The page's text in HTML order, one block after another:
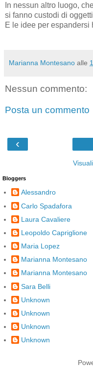
In nessun altro luogo,
si fanno custodi di
E le idee per espandersi
Marianna Montesano alle
Nessun commento:
Posta un commento
‹
Bloggers
Alessandro
Carlo Spadafora
Laura Cavaliere
Leopoldo Capriglione
Maria Lopez
Marianna Montesano
Marianna Montesano
Sara Belli
Unknown
Unknown
Unknown
Unknown